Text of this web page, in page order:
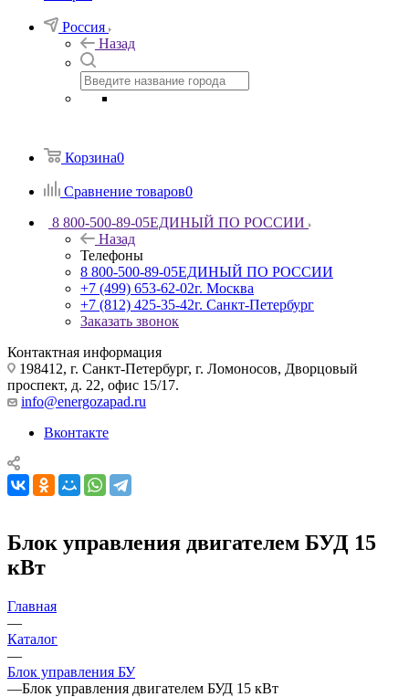
Россия
Назад
Корзина0
Сравнение товаров0
8 800-500-89-05ЕДИНЫЙ ПО РОССИИ
Назад
Телефоны
8 800-500-89-05ЕДИНЫЙ ПО РОССИИ
+7 (499) 653-62-02г. Москва
+7 (812) 425-35-42г. Санкт-Петербург
Заказать звонок
Контактная информация
198412, г. Санкт-Петербург, г. Ломоносов, Дворцовый
проспект, д. 22, офис 15/17.
info@energozapad.ru
Вконтакте
Блок управления двигателем БУД 15
кВт
Главная
—
Каталог
—
Блок управления БУ
—Блок управления двигателем БУД 15 кВт